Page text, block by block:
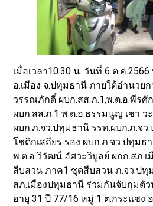
เมื่อเวลา10.30 น. วันที่ 6 ต.ค
อ.เมือง จ.ปทุมธานี ภายใต้อำนวย
วรรณภักดิ์ ผบก.สส.ภ.1,พ.ต.อ.พีรศั
ผบก.สส.ภ.1 พ.ต.อ.ธรรมนูญ เชา ว
ผบก.ภ.จว.ปทุมธานี รรท.ผบก.ภ.จ
โชติกเสถียร รอง ผบก.ภ.จว.ปทุม
พ.ต.อ.วิวัฒน์ อัศวะวิบูลย์ ผกก.สภ.
สืบสวน ภาค1 ชุดสืบสวน ภ.จว.ป
สภ.เมืองปทุมธานี ร่วมกันจับกุมตั
อายุ 31 ปี 77/16 หมู่ 1 ต.กระแชง